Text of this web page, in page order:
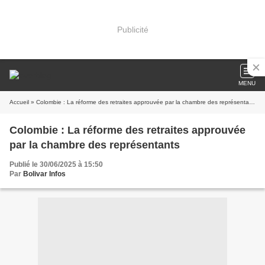
Publicité
MENU
Accueil » Colombie : La réforme des retraites approuvée par la chambre des représentants
Colombie : La réforme des retraites approuvée
par la chambre des représentants
Publié le 30/06/2025 à 15:50
Par Bolivar Infos